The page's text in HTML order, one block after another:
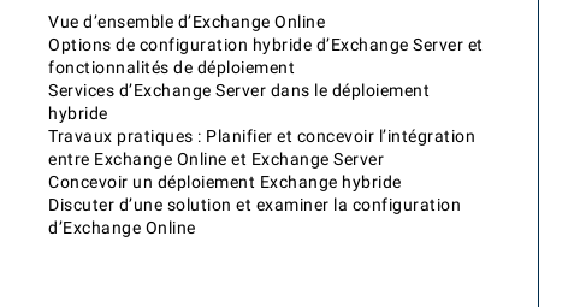
Vue d’ensemble d’Exchange Online
Options de configuration hybride d’Exchange Server et
fonctionnalités de déploiement
Services d’Exchange Server dans le déploiement
hybride
Travaux pratiques : Planifier et concevoir l’intégration
entre Exchange Online et Exchange Server
Concevoir un déploiement Exchange hybride
Discuter d’une solution et examiner la configuration
d’Exchange Online